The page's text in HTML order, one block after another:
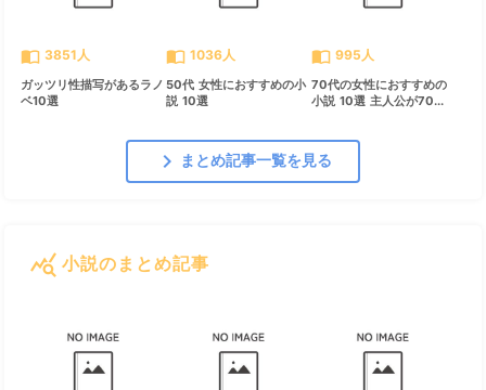
import_contacts 3851人
ガッツリ性描写があるラノ
ベ10選
import_contacts 1036人
50代 女性におすすめの小
説 10選
import_contacts 995人
70代の女性におすすめの
小説 10選 主人公が70...
chevron_right まとめ記事一覧を見る
query_stats 小説のまとめ記事